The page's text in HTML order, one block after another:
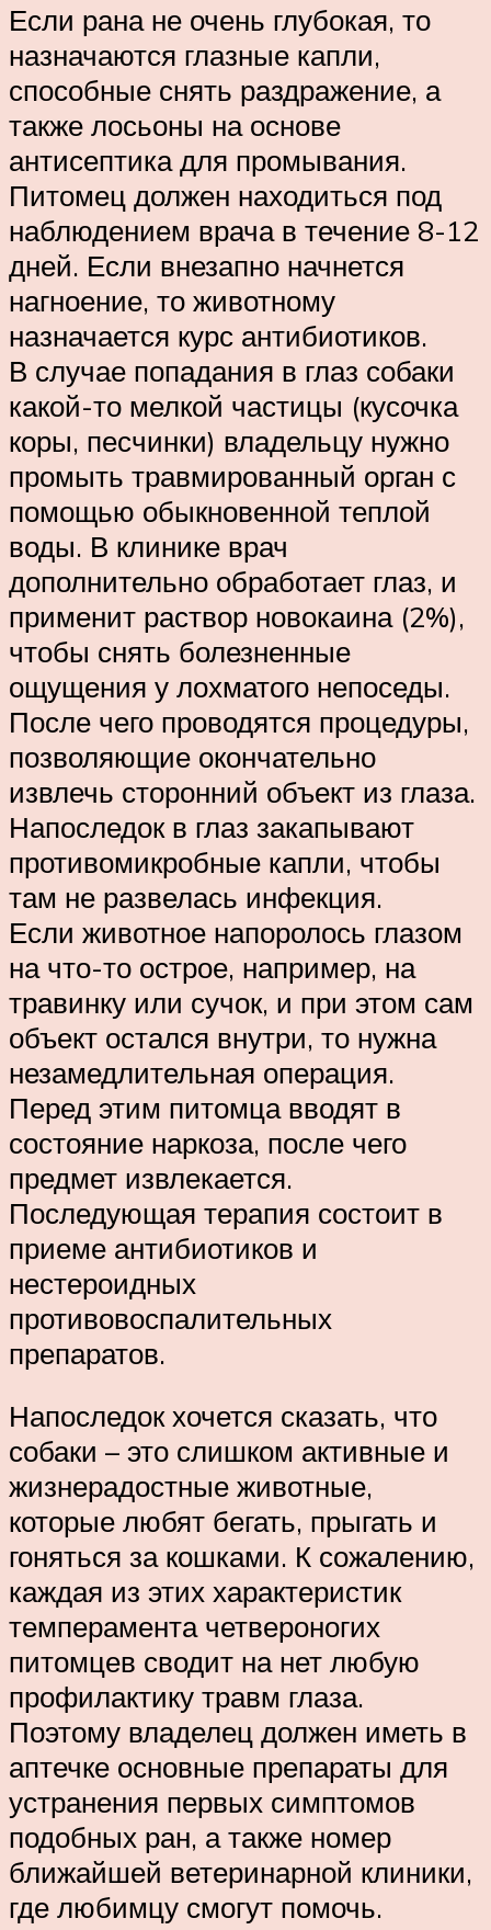
Если рана не очень глубокая, то
назначаются глазные капли,
способные снять раздражение, а
также лосьоны на основе
антисептика для промывания.
Питомец должен находиться под
наблюдением врача в течение 8-12
дней. Если внезапно начнется
нагноение, то животному
назначается курс антибиотиков.
В случае попадания в глаз собаки
какой-то мелкой частицы (кусочка
коры, песчинки) владельцу нужно
промыть травмированный орган с
помощью обыкновенной теплой
воды. В клинике врач
дополнительно обработает глаз, и
применит раствор новокаина (2%),
чтобы снять болезненные
ощущения у лохматого непоседы.
После чего проводятся процедуры,
позволяющие окончательно
извлечь сторонний объект из глаза.
Напоследок в глаз закапывают
противомикробные капли, чтобы
там не развелась инфекция.
Если животное напоролось глазом
на что-то острое, например, на
травинку или сучок, и при этом сам
объект остался внутри, то нужна
незамедлительная операция.
Перед этим питомца вводят в
состояние наркоза, после чего
предмет извлекается.
Последующая терапия состоит в
приеме антибиотиков и
нестероидных
противовоспалительных
препаратов.
Напоследок хочется сказать, что
собаки – это слишком активные и
жизнерадостные животные,
которые любят бегать, прыгать и
гоняться за кошками. К сожалению,
каждая из этих характеристик
темперамента четвероногих
питомцев сводит на нет любую
профилактику травм глаза.
Поэтому владелец должен иметь в
аптечке основные препараты для
устранения первых симптомов
подобных ран, а также номер
ближайшей ветеринарной клиники,
где любимцу смогут помочь.